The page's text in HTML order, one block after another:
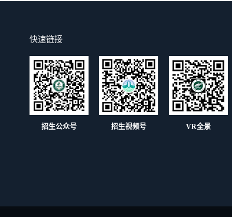
快速链接
招生公众号 招生视频号 VR全景